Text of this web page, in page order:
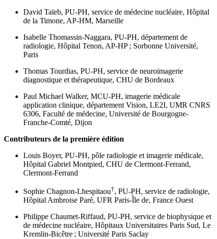
David Taïeb, PU-PH, service de médecine nucléaire, Hôpital
de la Timone, AP-HM, Marseille
Isabelle Thomassin-Naggara, PU-PH, département de
radiologie, Hôpital Tenon, AP-HP ; Sorbonne Université,
Paris
Thomas Tourdias, PU-PH, service de neuroimagerie
diagnostique et thérapeutique, CHU de Bordeaux
Paul Michael Walker, MCU-PH, imagerie médicale
application clinique, département Vision, LE2I, UMR CNRS
6306, Faculté de médecine, Université de Bourgogne-
Franche-Comté, Dijon
Contributeurs de la première édition
Louis Boyer, PU-PH, pôle radiologie et imagerie médicale,
Hôpital Gabriel Montpied, CHU de Clermont-Ferrand,
Clermont-Ferrand
Sophie Chagnon-Lhespitaou†, PU-PH, service de radiologie,
Hôpital Ambroise Paré, UFR Paris-Île de, France Ouest
Philippe Chaumet-Riffaud, PU-PH, service de biophysique et
de médecine nucléaire, Hôpitaux Universitaires Paris Sud, Le
Kremlin-Bicêtre ; Université Paris Saclay